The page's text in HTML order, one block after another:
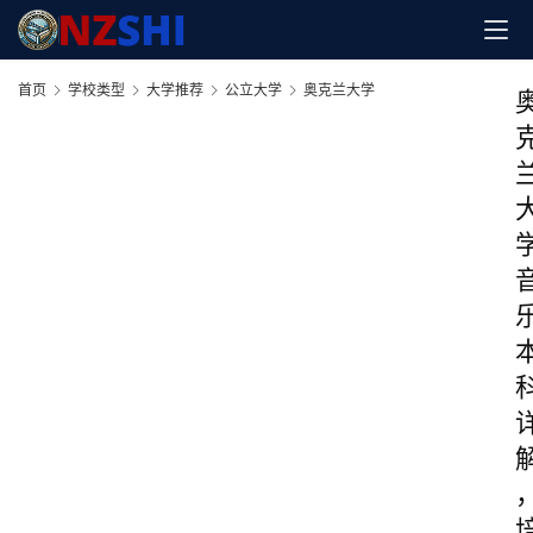
首页 学校类型 大学推荐 公立大学 奥克兰大学